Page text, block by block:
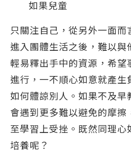
如果兒童
只關注自己，從另外一面而
進入團體生活之後，難以與
輕易釋出手中的資源，希望
進行，一不順心如意就產生
如何體諒別人。如果不及早
會遇到更多難以避免的摩擦
至學習上受挫。既然同理心
培養呢？